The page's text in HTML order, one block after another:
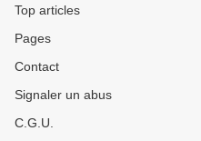
Top articles
Pages
Contact
Signaler un abus
C.G.U.